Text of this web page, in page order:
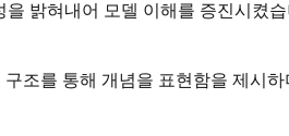
밝혀내어 모델 이해를 증진시켰
조를 통해 개념을 표현함을 제시